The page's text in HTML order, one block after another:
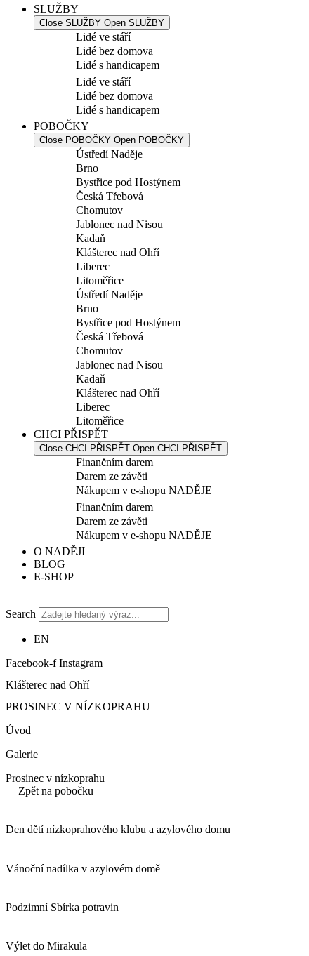
SLUŽBY
Close SLUŽBY Open SLUŽBY
Lidé ve stáří
Lidé bez domova
Lidé s handicapem
Lidé ve stáří
Lidé bez domova
Lidé s handicapem
POBOČKY
Close POBOČKY Open POBOČKY
Ústředí Naděje
Brno
Bystřice pod Hostýnem
Česká Třebová
Chomutov
Jablonec nad Nisou
Kadaň
Klášterec nad Ohří
Liberec
Litoměřice
Ústředí Naděje
Brno
Bystřice pod Hostýnem
Česká Třebová
Chomutov
Jablonec nad Nisou
Kadaň
Klášterec nad Ohří
Liberec
Litoměřice
CHCI PŘISPĚT
Close CHCI PŘISPĚT Open CHCI PŘISPĚT
Finančním darem
Darem ze závěti
Nákupem v e-shopu NADĚJE
Finančním darem
Darem ze závěti
Nákupem v e-shopu NADĚJE
O NADĚJI
BLOG
E-SHOP
Search
EN
Facebook-f Instagram
Klášterec nad Ohří
PROSINEC V NÍZKOPRAHU
Úvod
Galerie
Prosinec v nízkoprahu
Zpět na pobočku
Den dětí nízkoprahového klubu a azylového domu
Vánoční nadílka v azylovém domě
Podzimní Sbírka potravin
Výlet do Mirakula